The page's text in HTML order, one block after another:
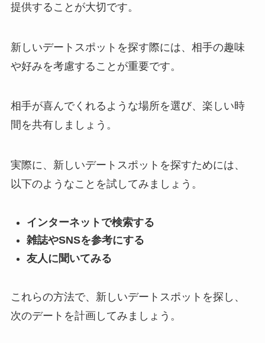
提供することが大切です。
新しいデートスポットを探す際には、相手の趣味
や好みを考慮することが重要です。
相手が喜んでくれるような場所を選び、楽しい時
間を共有しましょう。
実際に、新しいデートスポットを探すためには、
以下のようなことを試してみましょう。
インターネットで検索する
雑誌やSNSを参考にする
友人に聞いてみる
これらの方法で、新しいデートスポットを探し、
次のデートを計画してみましょう。